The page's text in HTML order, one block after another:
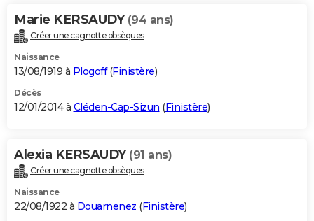
Marie KERSAUDY (94 ans)
Créer une cagnotte obsèques
Naissance
13/08/1919 à Plogoff(Finistère)
Décès
12/01/2014 à Cléden-Cap-Sizun (Finistère)
Alexia KERSAUDY (91 ans)
Créer une cagnotte obsèques
Naissance
22/08/1922 à Douarnenez (Finistère)